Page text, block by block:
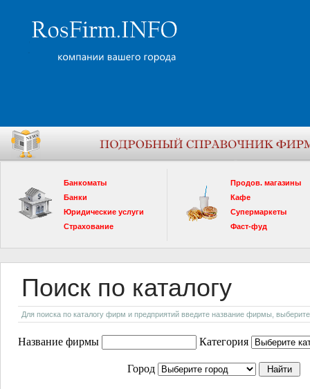
Банкоматы
Банки
Юридические услуги
Страхование
Продов. магазины
Кафе
Супермаркеты
Фаст-фуд
Поиск по каталогу
Для поиска по каталогу фирм и предприятий введите название фирмы, выберите
Название фирмы Категория
Город